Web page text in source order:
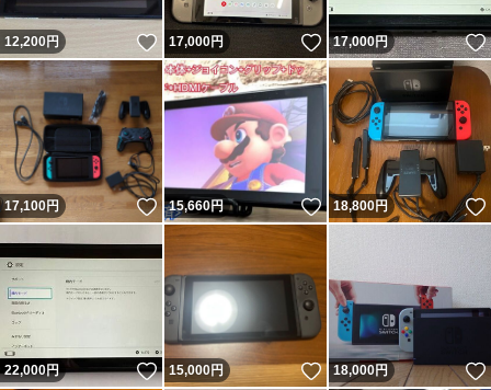
12,200円 いいね！
17,000円 いいね！
17,000円
17,100円 いいね！
15,660円 いいね！
18,800円
22,000円 いいね！
15,000円 いいね！
18,000円